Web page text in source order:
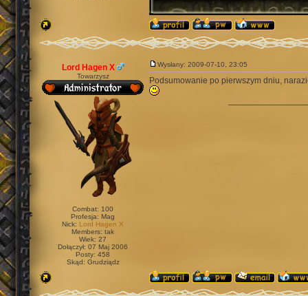
Lord Hagen X
Towarzysz
Combat: 100
Profesja: Mag
Nick: Lord Hagen X
Members: tak
Wiek: 27
Dołączył: 07 Maj 2006
Posty: 458
Skąd: Grudziądz
Wysłany: 2009-07-10, 23:05
Podsumowanie po pierwszym dniu,